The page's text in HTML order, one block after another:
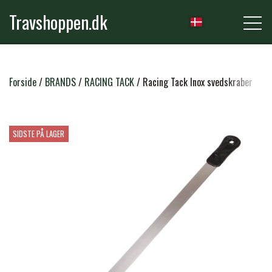
Travshoppen.dk
NYHEDER
GRIMER & TRÆKTOVE
TRENSER & TILBEHØR
SADLER & TILBEHØR
RIDEBUKSER & LEGGINS
TRØJER, BLUSER & T-SHIRTS
PLEJE & STALD
STRIGLER & TILBEHØR
Forside BRANDS RACING TACK Racing Tack Inox svedskraber
SIDSTE PÅ LAGER